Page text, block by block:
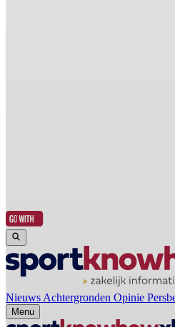
Nieuws Achtergronden Opinie
Menu